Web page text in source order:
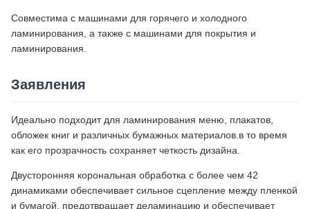
Совместима с машинами для горячего и холодного
ламинирования, а также с машинами для покрытия и
ламинирования.
Заявления
Идеально подходит для ламинирования меню, плакатов,
обложек книг и различных бумажных материалов.в то время
как его прозрачность сохраняет четкость дизайна.
Двусторонняя корональная обработка с более чем 42
динамиками обеспечивает сильное сцепление между пленкой
и бумагой, предотвращает деламинацию и обеспечивает